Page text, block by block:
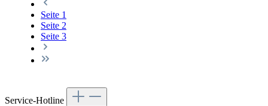
Seite 1
Seite 2
Seite 3
Service-Hotline